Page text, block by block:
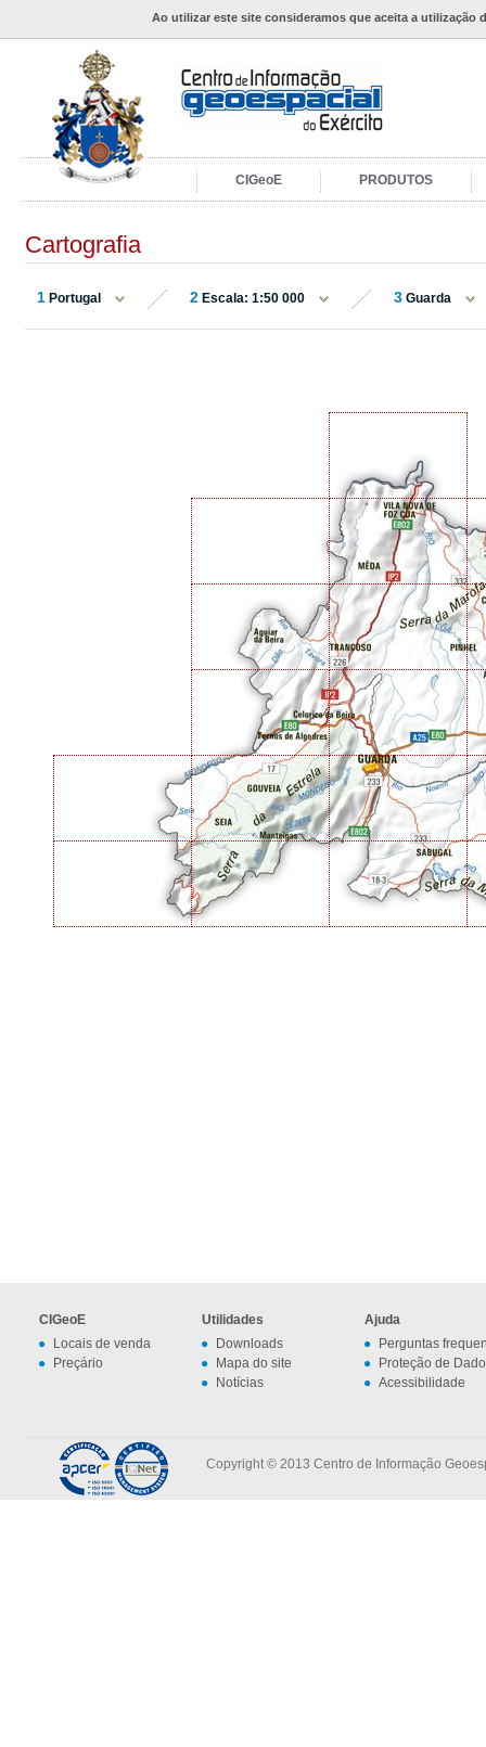
Ao utilizar este site consideramos que aceita a utilização
CIGeoE PRODUTOS
Cartografia
1 Portugal 2 Escala: 1:50 000 3 Guarda
CIGeoE
Locais de venda
Preçário
Utilidades
Downloads
Mapa do site
Notícias
Ajuda
Perguntas
Proteção de
Acessibilidade
Copyright © 2013 Centro de Informação